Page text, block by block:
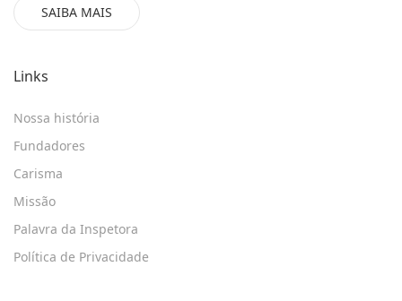
SAIBA MAIS
Links
Nossa história
Fundadores
Carisma
Missão
Palavra da Inspetora
Política de Privacidade